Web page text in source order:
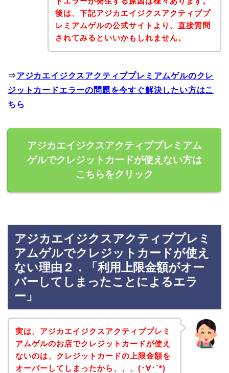
後は、下記アジカエイジクスアクティブプ
レミアムゲルの公式サイトより、直接質問
されてみるといいかもしれません。
⇒アジカエイジクスアクティブプレミアムゲルのクレ
ジットカードエラーの問題を今すぐ解決したい方はこ
ちら
アジカエイジクスアクティブプレミアム
ゲルでクレジットカードが使えない方は
こちらをクリック
アジカエイジクスアクティブプレミ
アムゲルでクレジットカードが使え
ない理由２．「利用上限金額がオー
バーしてしまったことによるエラ
ー」
実は、アジカエイジクスアクティブプレミ
アムゲルのお店でクレジットカードが使え
ないのは、クレジットカードの上限金額を
オーバーしてしまったから、、、(･∀･`*)